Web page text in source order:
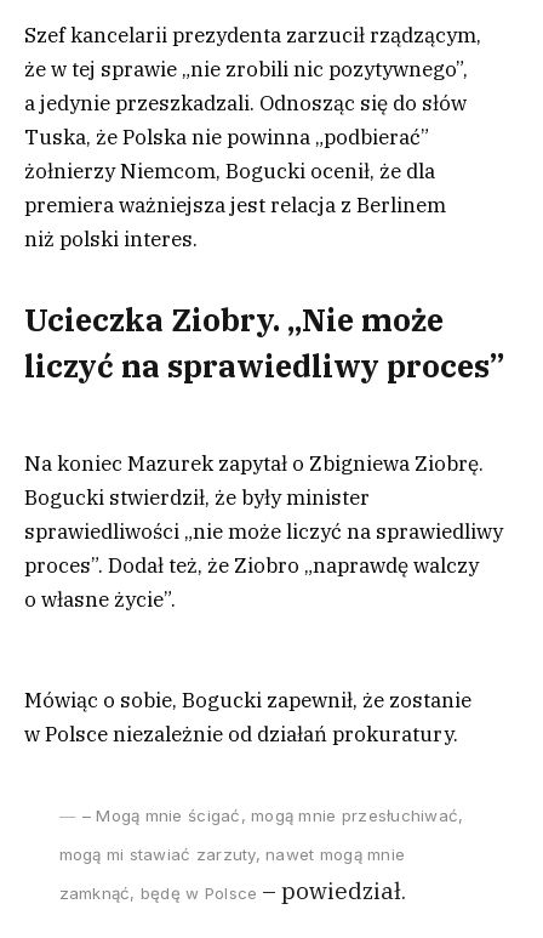
Szef kancelarii prezydenta zarzucił rządzącym,
że w tej sprawie „nie zrobili nic pozytywnego”,
a jedynie przeszkadzali. Odnosząc się do słów
Tuska, że Polska nie powinna „podbierać”
żołnierzy Niemcom, Bogucki ocenił, że dla
premiera ważniejsza jest relacja z Berlinem
niż polski interes.
Ucieczka Ziobry. „Nie może
liczyć na sprawiedliwy proces”
Na koniec Mazurek zapytał o Zbigniewa Ziobrę.
Bogucki stwierdził, że były minister
sprawiedliwości „nie może liczyć na sprawiedliwy
proces”. Dodał też, że Ziobro „naprawdę walczy
o własne życie”.
Mówiąc o sobie, Bogucki zapewnił, że zostanie
w Polsce niezależnie od działań prokuratury.
– Mogą mnie ścigać, mogą mnie przesłuchiwać,
mogą mi stawiać zarzuty, nawet mogą mnie
zamknąć, będę w Polsce – powiedział.